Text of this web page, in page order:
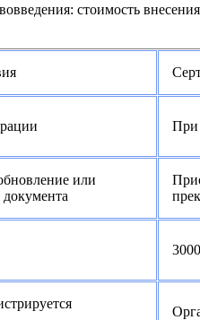
стоимость
При
или